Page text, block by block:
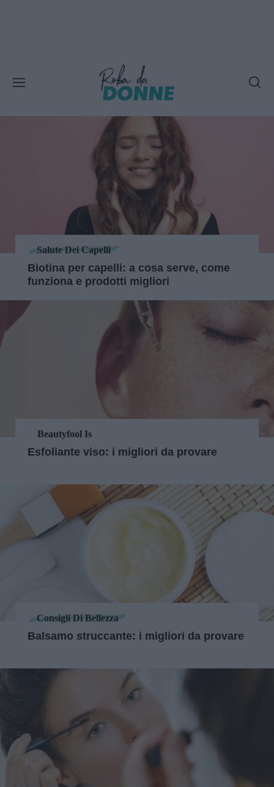
Salute Dei Capelli
Biotina per capelli: a cosa serve, come
funziona e prodotti migliori
Beautyfool Is
Esfoliante viso: i migliori da provare
Consigli Di Bellezza
Balsamo struccante: i migliori da provare